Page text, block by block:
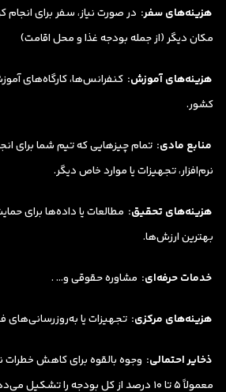
هزینه‌های سفر: در صورت نیاز، سفر برای انجام
مکان دیگر (از جمله بودجه غذا و محل اقامت)
هزینه‌های آموزش: کنفرانس‌ها، کارگاه‌های
کشور.
منابع مادی: تمام چیزهایی که تیم شما برای
نرم‌افزار، تجهیزات یا موارد خاص دیگر.
هزینه‌های تحقیق: مطالعات یا داده‌ها برای
بهترین ارزش‌ها.
خدمات حرفه‌ای: مشاوره حقوقی و… .
هزینه‌های مرکزی: تجهیزات یا به‌روزرسانی‌های
ذخایر احتمالی: وجوه بالقوه برای کاهش خطرات
معمولاً 5 تا 10 درصد از کل بودجه را تشکیل می‌دهد.